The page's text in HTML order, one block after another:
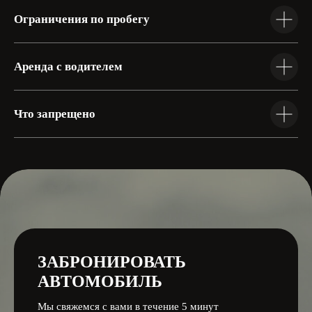
Ограничения по пробегу
Аренда с водителем
Что запрещено
ЗАБРОНИРОВАТЬ
АВТОМОБИЛЬ
Мы свяжемся с вами в течение 5 минут
Аренда автомобилей